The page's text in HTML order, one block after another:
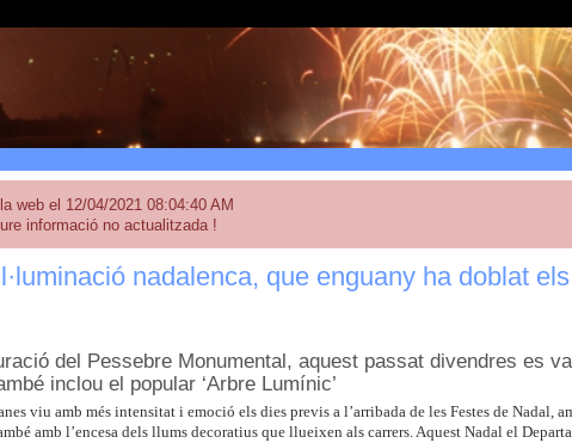
web el 12/04/2021 08:04:40 AM
informació no actualitzada !
nadalenca, que enguany ha doblat
del Pessebre Monumental, aquest passat divendres es
inclou el popular ‘Arbre Lumínic’
viu amb més intensitat i emoció els dies previs a l’arribada de les Festes de Nadal,
amb l’encesa dels llums decoratius que llueixen als carrers. Aquest Nadal el